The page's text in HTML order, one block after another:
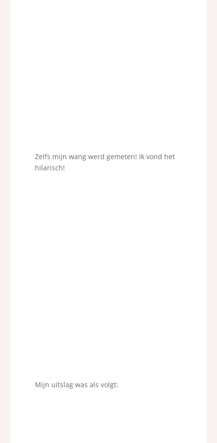
Zelfs mijn wang werd gemeten! Ik vond het
hilarisch!
Mijn uitslag was als volgt: